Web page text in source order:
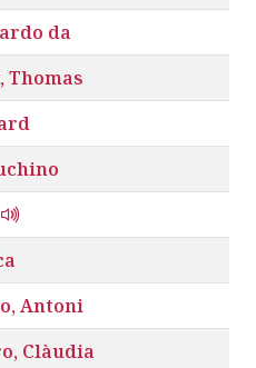
da
Thomas
Antoni
Clàudia